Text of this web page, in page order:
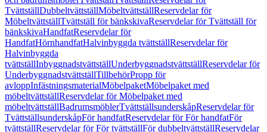
TvättställDubbeltvättställMöbeltvättställReservdelar för
MöbeltvättställTvättställ för bänkskivaReservdelar för Tvättställ för
bänkskivaHandfatReservdelar för
HandfatHörnhandfatHalvinbyggda tvättställReservdelar för
Halvinbyggda
tvättställInbyggnadstvättställUnderbyggnadstvättställReservdelar för
UnderbyggnadstvättställTillbehörPropp för
avloppInfästningsmaterialMöbelpaketMöbelpaket med
möbeltvättställReservdelar för Möbelpaket med
möbeltvättställBadrumsmöblerTvättställsunderskåpReservdelar för
TvättställsunderskåpFör handfatReservdelar för För handfatFör
tvättställReservdelar för För tvättställFör dubbeltvättställReservdelar